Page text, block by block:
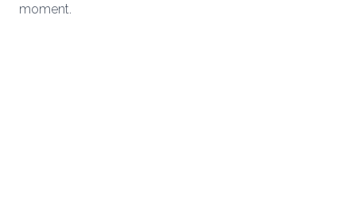
moment.